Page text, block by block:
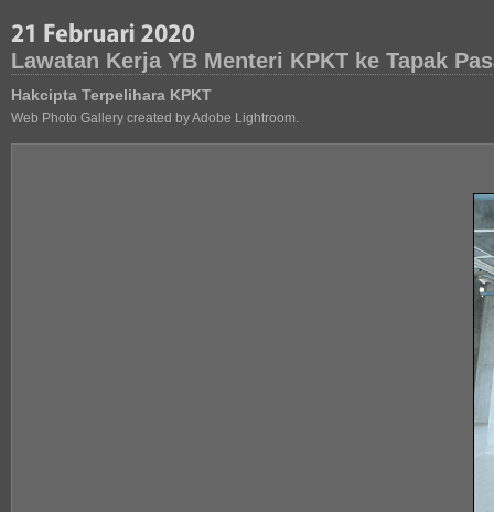
Lawatan Kerja YB Menteri KPKT ke Tapak
Hakcipta Terpelihara KPKT
Web Photo Gallery created by Adobe Lightroom.